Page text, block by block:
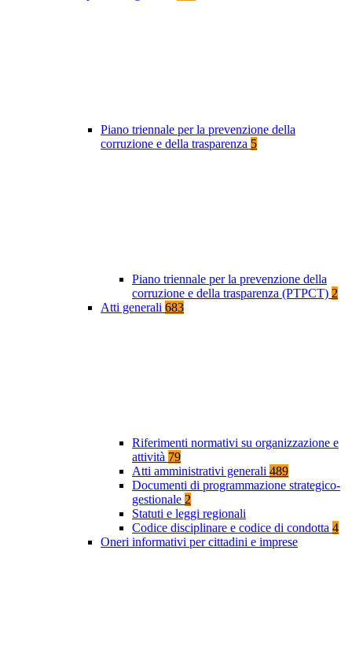
Piano triennale per la prevenzione della
corruzione e della trasparenza 5
Piano triennale per la prevenzione della
corruzione e della trasparenza (PTPCT) 2
Atti generali 683
Riferimenti normativi su organizzazione e
attività 79
Atti amministrativi generali 489
Documenti di programmazione strategico-
gestionale 2
Statuti e leggi regionali
Codice disciplinare e codice di condotta 4
Oneri informativi per cittadini e imprese